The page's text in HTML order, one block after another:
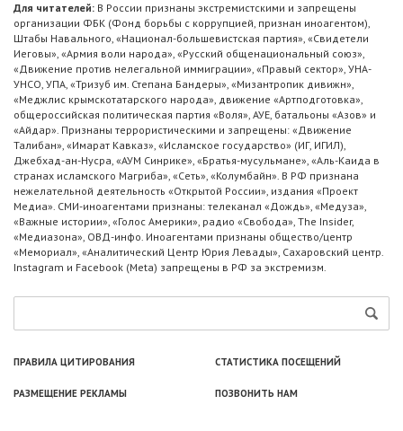
Для читателей: В России признаны экстремистскими и запрещены
организации ФБК (Фонд борьбы с коррупцией, признан иноагентом),
Штабы Навального, «Национал-большевистская партия», «Свидетели
Иеговы», «Армия воли народа», «Русский общенациональный союз»,
«Движение против нелегальной иммиграции», «Правый сектор», УНА-
УНСО, УПА, «Тризуб им. Степана Бандеры», «Мизантропик дивижн»,
«Меджлис крымскотатарского народа», движение «Артподготовка»,
общероссийская политическая партия «Воля», АУЕ, батальоны «Азов» и
«Айдар». Признаны террористическими и запрещены: «Движение
Талибан», «Имарат Кавказ», «Исламское государство» (ИГ, ИГИЛ),
Джебхад-ан-Нусра, «АУМ Синрике», «Братья-мусульмане», «Аль-Каида в
странах исламского Магриба», «Сеть», «Колумбайн». В РФ признана
нежелательной деятельность «Открытой России», издания «Проект
Медиа». СМИ-иноагентами признаны: телеканал «Дождь», «Медуза»,
«Важные истории», «Голос Америки», радио «Свобода», The Insider,
«Медиазона», ОВД-инфо. Иноагентами признаны общество/центр
«Мемориал», «Аналитический Центр Юрия Левады», Сахаровский центр.
Instagram и Facebook (Metа) запрещены в РФ за экстремизм.
ПРАВИЛА ЦИТИРОВАНИЯ СТАТИСТИКА ПОСЕЩЕНИЙ
РАЗМЕЩЕНИЕ РЕКЛАМЫ ПОЗВОНИТЬ НАМ